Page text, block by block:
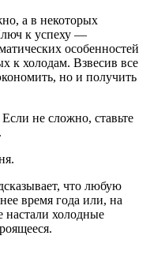
а в некоторых
к успеху —
особенностей
к холодам. Взвесив все
но и получить
не сложно, ставьте
что любую
время года или, на
настали холодные